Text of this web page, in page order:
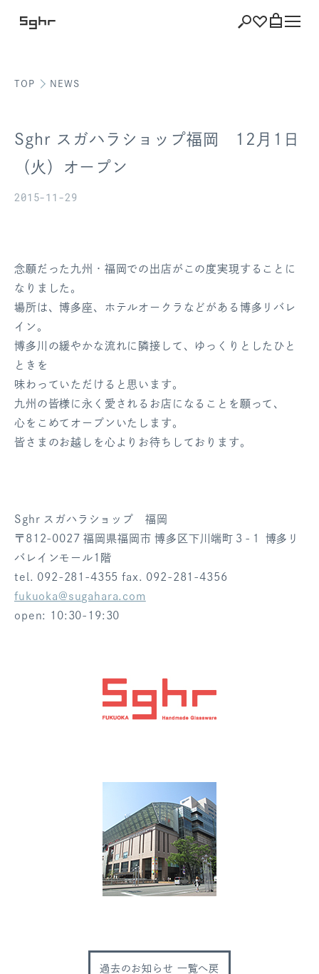
ショッピングバッグを見る
ポイント
お気に入り
ログアウト
TOP NEWS
Sghr スガハラショップ福岡 12月1日
（火）オープン
2015-11-29
念願だった九州・福岡での出店がこの度実現することに
なりました。
場所は、博多座、ホテルオークラなどがある博多リバレ
イン。
博多川の緩やかな流れに隣接して、ゆっくりとしたひと
ときを
味わっていただけると思います。
九州の皆様に永く愛されるお店になることを願って、
心をこめてオープンいたします。
皆さまのお越しを心よりお待ちしております。
Sghr スガハラショップ 福岡
〒812-0027 福岡県福岡市 博多区下川端町３-１ 博多リ
バレインモール1階
tel. 092-281-4355 fax. 092-281-4356
fukuoka@sugahara.com
open: 10:30-19:30
過去のお知らせ 一覧へ戻